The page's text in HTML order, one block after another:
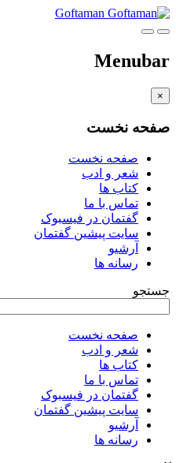
Goftaman
Menubar
×
صفحه نخست
صفحه نخست
شعر و ادب
کتاب ها
تماس با ما
گفتمان در فیسبوک
سایت پیشین گفتمان
آرشیو
رسانه ها
جستجو
صفحه نخست
شعر و ادب
کتاب ها
تماس با ما
گفتمان در فیسبوک
سایت پیشین گفتمان
آرشیو
رسانه ها